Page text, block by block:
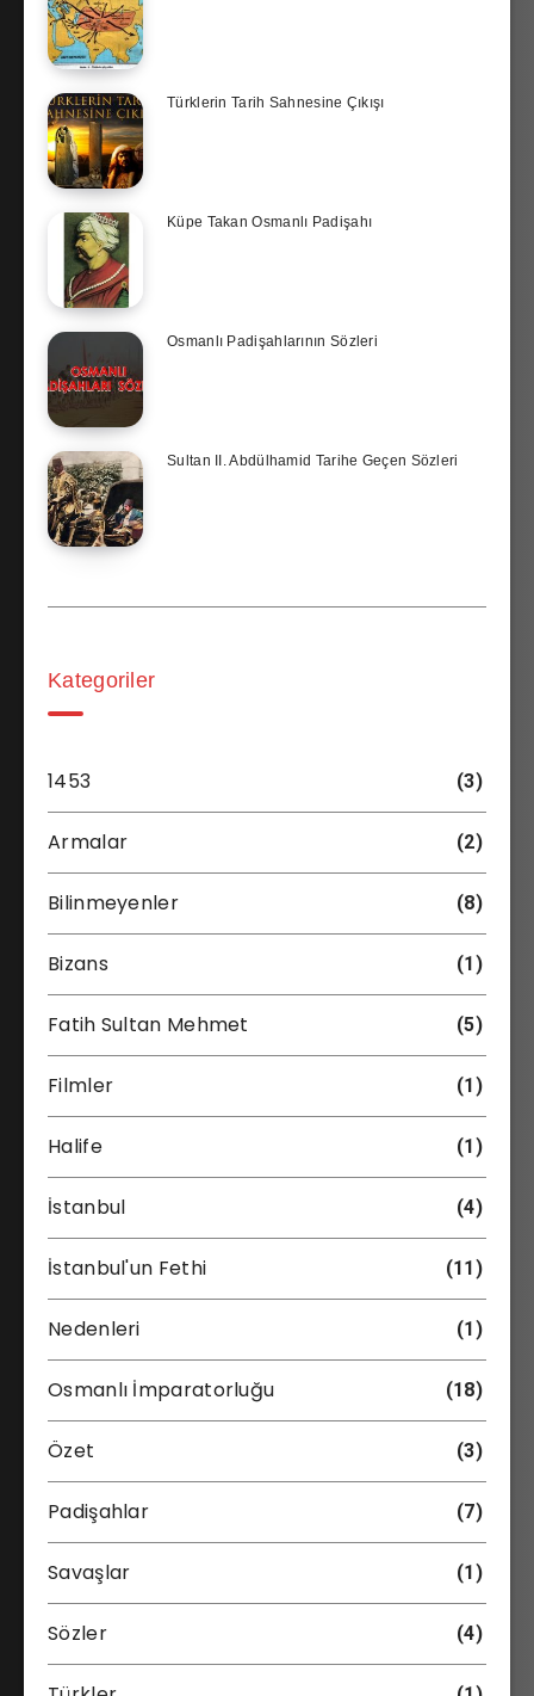
Türklerin Tarih Sahnesine Çıkışı
Küpe Takan Osmanlı Padişahı
Osmanlı Padişahlarının Sözleri
Sultan II. Abdülhamid Tarihe Geçen Sözleri
Kategoriler
1453 (3)
Armalar (2)
Bilinmeyenler (8)
Bizans (1)
Fatih Sultan Mehmet (5)
Filmler (1)
Halife (1)
İstanbul (4)
İstanbul'un Fethi (11)
Nedenleri (1)
Osmanlı İmparatorluğu (18)
Özet (3)
Padişahlar (7)
Savaşlar (1)
Sözler (4)